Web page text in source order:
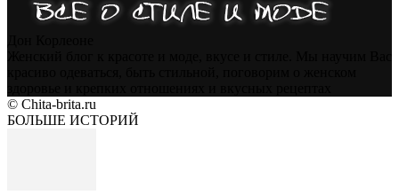
© Chita-brita.ru
БОЛЬШЕ ИСТОРИЙ